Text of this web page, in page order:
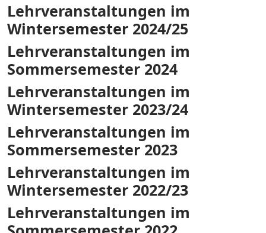
Lehrveranstaltungen im
Wintersemester 2024/25
Lehrveranstaltungen im
Sommersemester 2024
Lehrveranstaltungen im
Wintersemester 2023/24
Lehrveranstaltungen im
Sommersemester 2023
Lehrveranstaltungen im
Wintersemester 2022/23
Lehrveranstaltungen im